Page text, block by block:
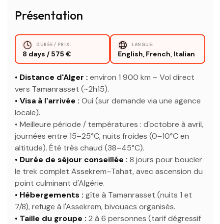
Présentation
DURÉE / PRIX:
8 days / 575 €
LANGUE:
English, French, Italian
• Distance d'Alger : environ 1 900 km – Vol direct
vers Tamanrasset (~2h15).
• Visa à l'arrivée : Oui (sur demande via une agence
locale).
• Meilleure période / températures : d'octobre à avril,
journées entre 15–25°C, nuits froides (0–10°C en
altitude). Été très chaud (38–45°C).
• Durée de séjour conseillée : 8 jours pour boucler
le trek complet Assekrem–Tahat, avec ascension du
point culminant d'Algérie.
• Hébergements : gîte à Tamanrasset (nuits 1 et
7/8), refuge à l'Assekrem, bivouacs organisés.
• Taille du groupe : 2 à 6 personnes (tarif dégressif